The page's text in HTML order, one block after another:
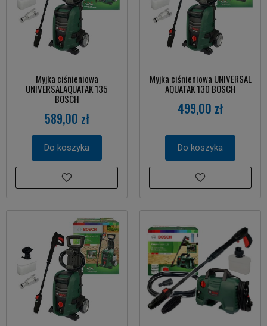
Myjka ciśnieniowa
UNIVERSALAQUATAK 135
BOSCH
589,00 zł
Do koszyka
Myjka ciśnieniowa UNIVERSAL
AQUATAK 130 BOSCH
499,00 zł
Do koszyka